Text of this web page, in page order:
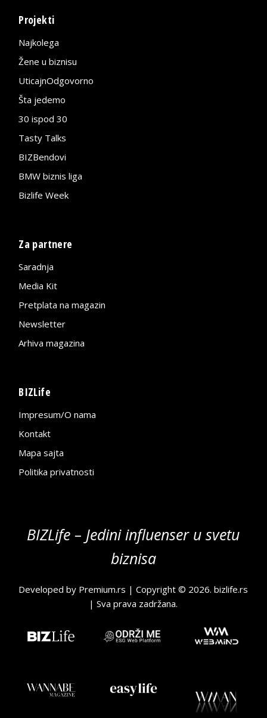
Projekti
Najkolega
Žene u biznisu
UticajnOdgovorno
Šta jedemo
30 ispod 30
Tasty Talks
BIZBendovi
BMW biznis liga
Bizlife Week
Za partnere
Saradnja
Media Kit
Pretplata na magazin
Newsletter
Arhiva magazina
BIZLife
Impresum/O nama
Kontakt
Mapa sajta
Politika privatnosti
BIZLife – Jedini influenser u svetu
biznisa
Developed by Premium.rs | Copyright © 2026.bizlife.rs
| Sva prava zadržana.